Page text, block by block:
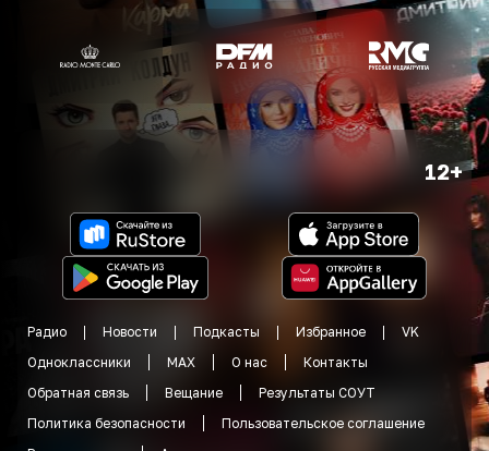
12+
Радио Новости Подкасты Избранное
VK
Одноклассники
MAX О нас
Контакты
Обратная связь
Вещание
Результаты СОУТ
Политика безопасности
Пользовательское соглашение